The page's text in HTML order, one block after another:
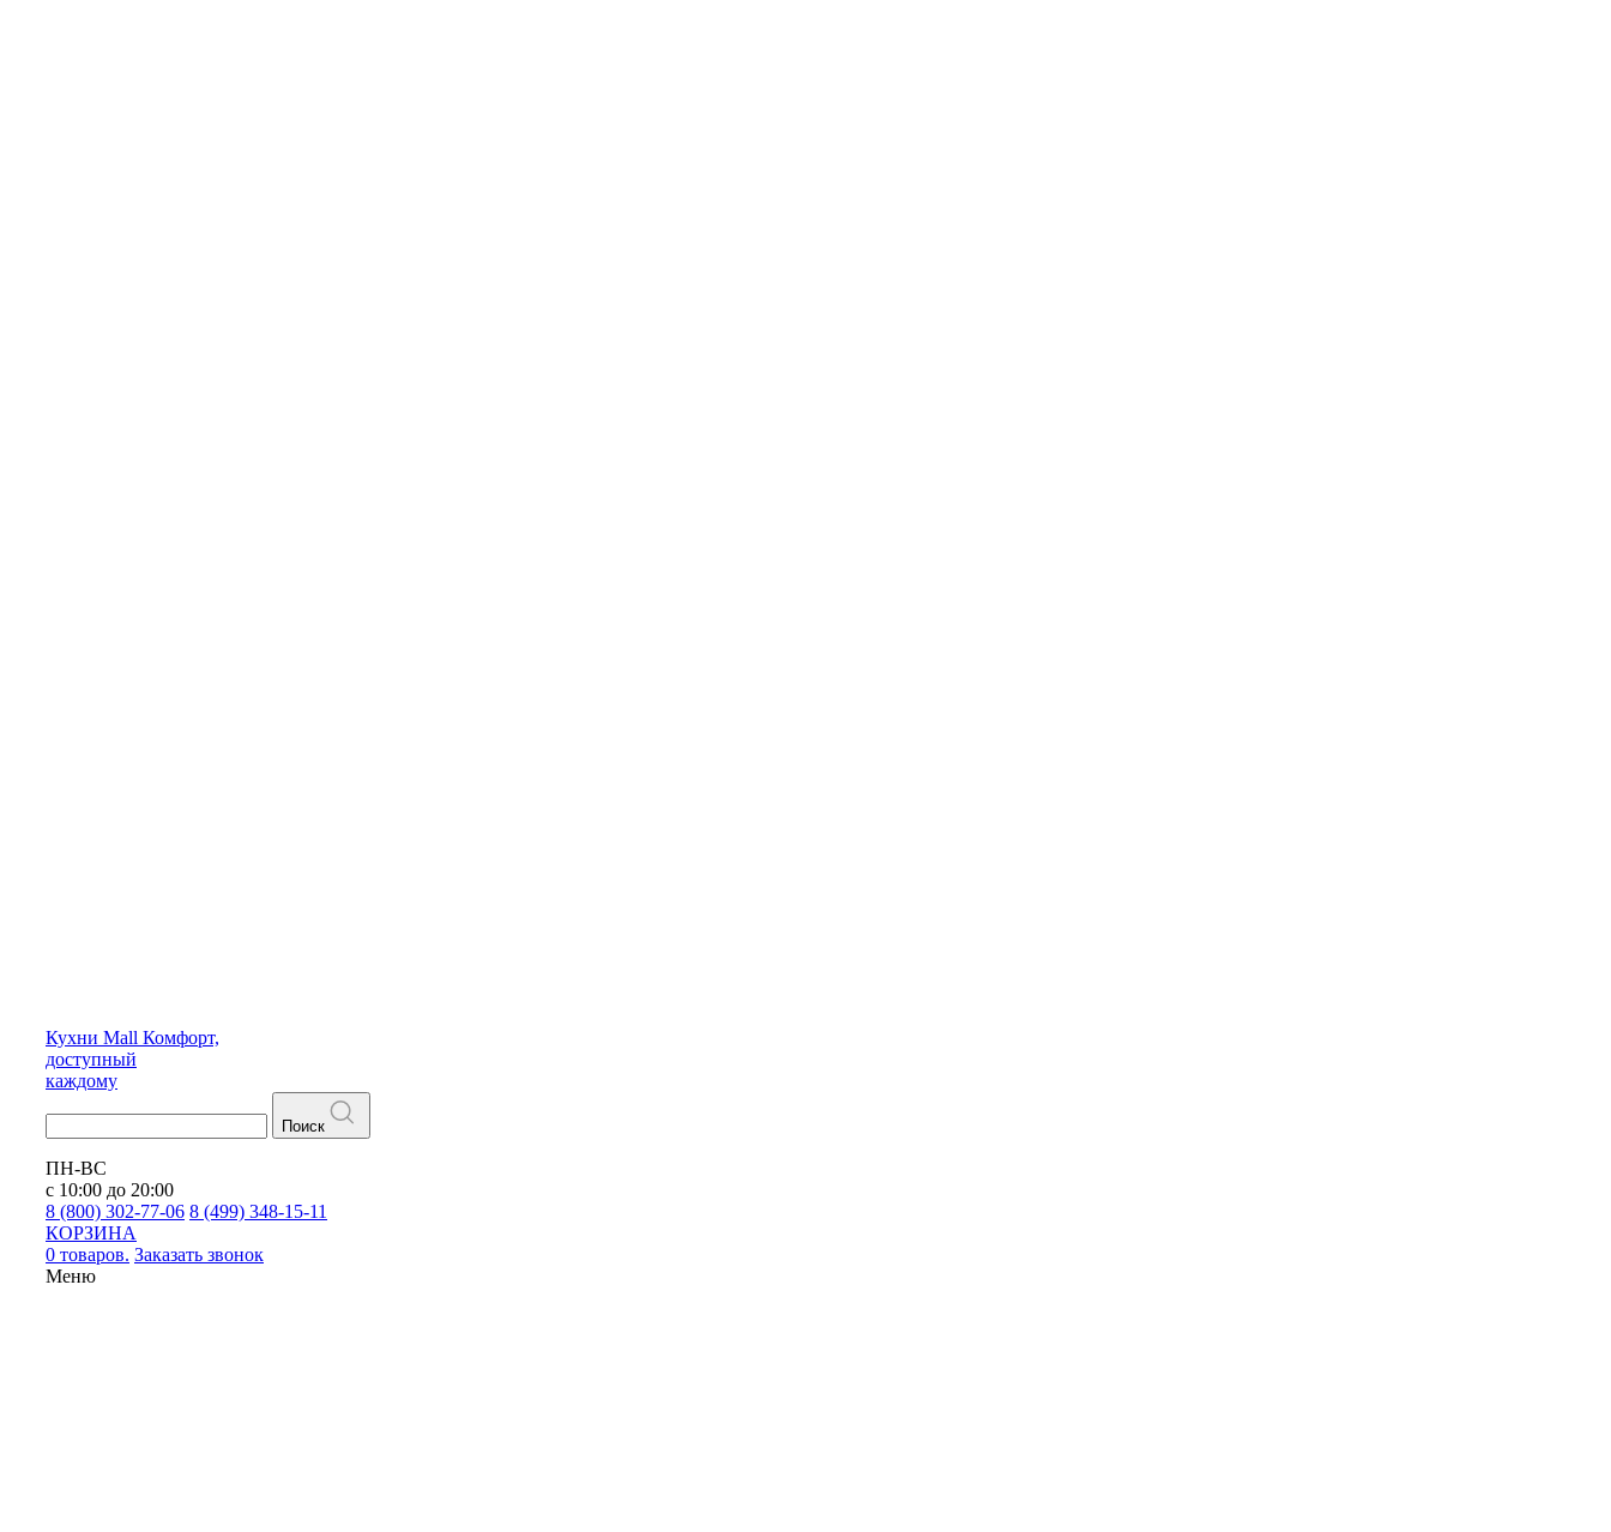
Кухни Mall Комфорт,
доступный
каждому
Поиск
ПН-ВС
с 10:00 до 20:00
8 (800) 302-77-06 8 (499) 348-15-11
КОРЗИНА
0 товаров. Заказать звонок
Меню